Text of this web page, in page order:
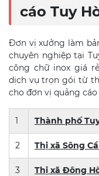
cáo Tuy
Đơn vị xưởng làm
chuyên nghiệp tại
công chữ inox giá
dịch vụ trọn gói từ
cho đơn vị quảng cáo
1 Thành phố
2 Thị xã Sông
3 Thị xã Đông